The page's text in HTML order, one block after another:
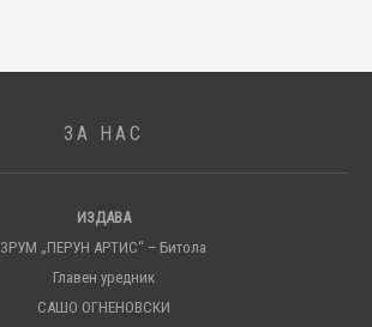
ЗА НАС
ИЗДАВА
ЗРУМ „ПЕРУН АРТИС“ – Битола
Главен уредник
САШО ОГНЕНОВСКИ